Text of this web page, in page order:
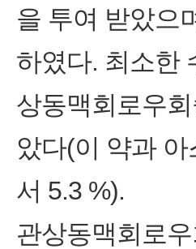
을 투여 받았으
하였다. 최소한
상동맥회로우
았다(이 약과
서 5.3 %).
관상동맥회로